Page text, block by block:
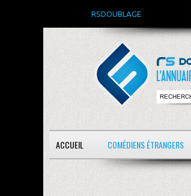
RSDOUBLAGE
ACCUEIL COMÉDIENS ÉTRANGERS